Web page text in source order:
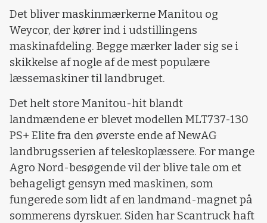
Det bliver maskinmærkerne Manitou og
Weycor, der kører ind i udstillingens
maskinafdeling. Begge mærker lader sig se i
skikkelse af nogle af de mest populære
læssemaskiner til landbruget.
Det helt store Manitou-hit blandt
landmændene er blevet modellen MLT737-130
PS+ Elite fra den øverste ende af NewAG
landbrugsserien af teleskoplæssere. For mange
Agro Nord-besøgende vil der blive tale om et
behageligt gensyn med maskinen, som
fungerede som lidt af en landmand-magnet på
sommerens dyrskuer. Siden har Scantruck haft